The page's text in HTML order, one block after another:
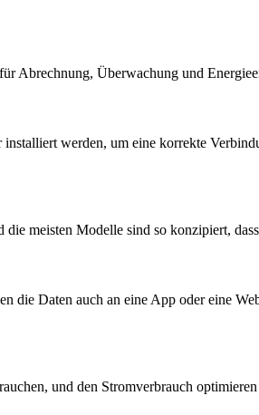
Abrechnung, Überwachung und
werden, um eine korrekte
meisten Modelle sind so konzipiert,
Daten auch an eine App oder eine
und den Stromverbrauch